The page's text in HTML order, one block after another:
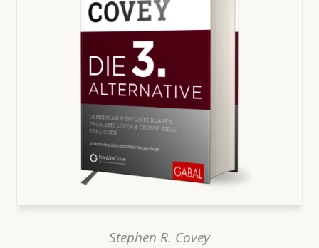
Stephen R. Covey